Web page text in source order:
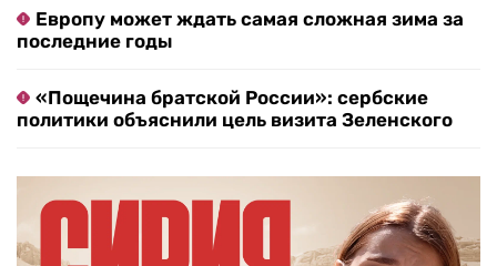
Европу может ждать самая сложная зима за
последние годы
«Пощечина братской России»: сербские
политики объяснили цель визита Зеленского